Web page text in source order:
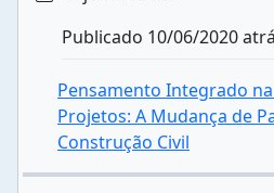
Publicado 10/06/2020
Pensamento Integrado
Projetos: A Mudança de
Construção Civil